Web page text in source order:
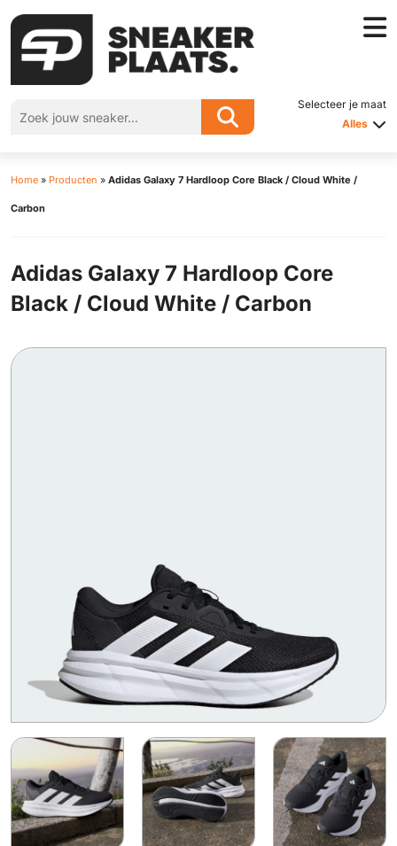
Selecteer je maat
Alles
Home » Producten » Adidas Galaxy 7 Hardloop Core Black / Cloud White /
Carbon
Adidas Galaxy 7 Hardloop Core
Black / Cloud White / Carbon